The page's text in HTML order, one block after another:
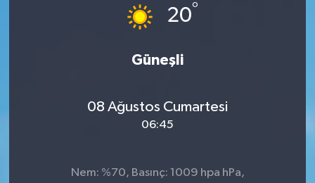
20°
Güneşli
08 Ağustos Cumartesi
06:45
Nem: %70, Basınç: 1009 hpa hPa,